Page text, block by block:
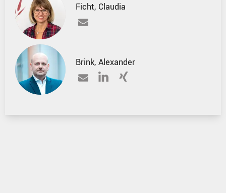
Ficht, Claudia
Brink, Alexander